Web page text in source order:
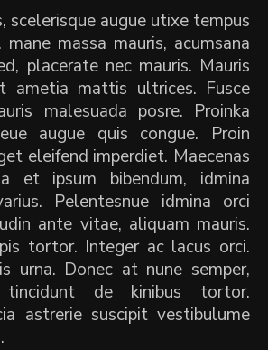
scelerisque augue utixe tempus
mane massa mauris, acumsana
placerate nec mauris. Mauris
ametia mattis ultrices. Fusce
malesuada posre. Proinka
augue quis congue. Proin
eleifend imperdiet. Maecenas
et ipsum bibendum, idmina
Pelentesnue idmina orci
ante vitae, aliquam mauris.
tortor. Integer ac lacus orci.
urna. Donec at nune semper,
de kinibus tortor.
astrerie suscipit vestibulume